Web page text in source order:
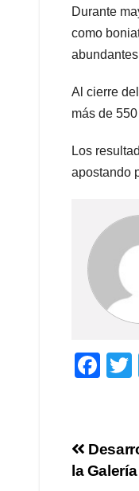
Durante
como
Al cierre
más de
Los
apostando
F
e
b
la